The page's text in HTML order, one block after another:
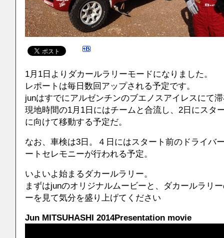
1月1日よりダカールラリーモードになりました。
レポートは毎日数回アップされる予定です。
junはすでにアルゼンチンのブエノスアイレスにて
現地時間の1月1日にはチームと合流し、2日にスタ
に向けて移動する予定だ。
なお、車検は3日。４日にはスタート前のドライバ
ートセレモニーが行われる予定。
いよいよ始まるダカールラリー。
まずはjunのオリジナルムービーと、ダカールラリ
ーを見て気分を盛り上げてください
Jun MITSUHASHI 2014Presentation movie